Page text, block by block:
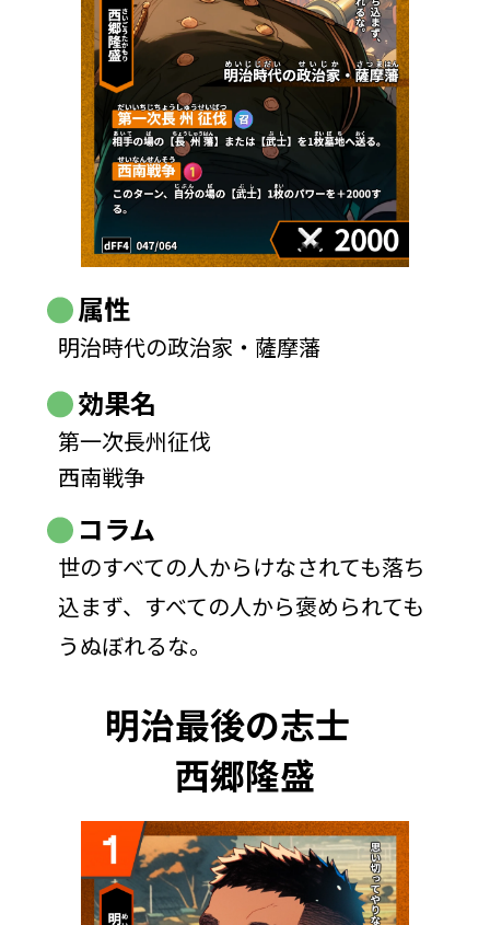
属性
明治時代の政治家・薩摩藩
効果名
第一次長州征伐
西南戦争
コラム
世のすべての人からけなされても落ち
込まず、すべての人から褒められても
うぬぼれるな。
明治最後の志士
西郷隆盛